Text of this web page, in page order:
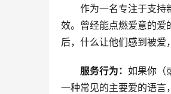
作为一名专注于支持
效。曾经能点燃爱意的爱
后，什么让他们感到被爱
服务行为： 如果你（
一种常见的主要爱的语言